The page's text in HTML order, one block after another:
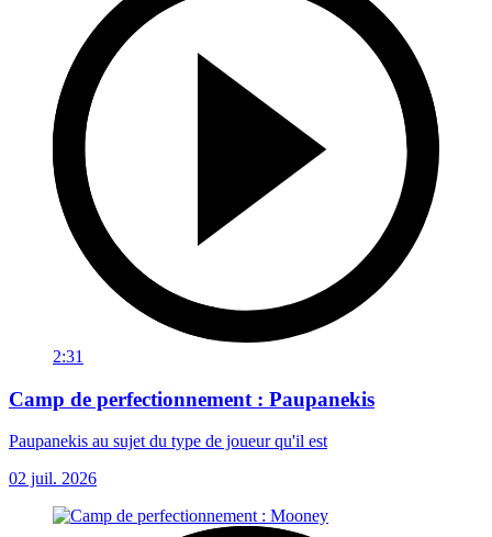
2:31
Camp de perfectionnement : Paupanekis
Paupanekis au sujet du type de joueur qu'il est
02 juil. 2026